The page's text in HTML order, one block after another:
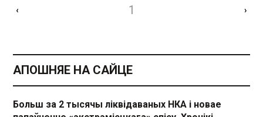
‹ 1 ›
АПОШНЯЕ НА САЙЦЕ
Больш за 2 тысячы ліквідаваных НКА і новае